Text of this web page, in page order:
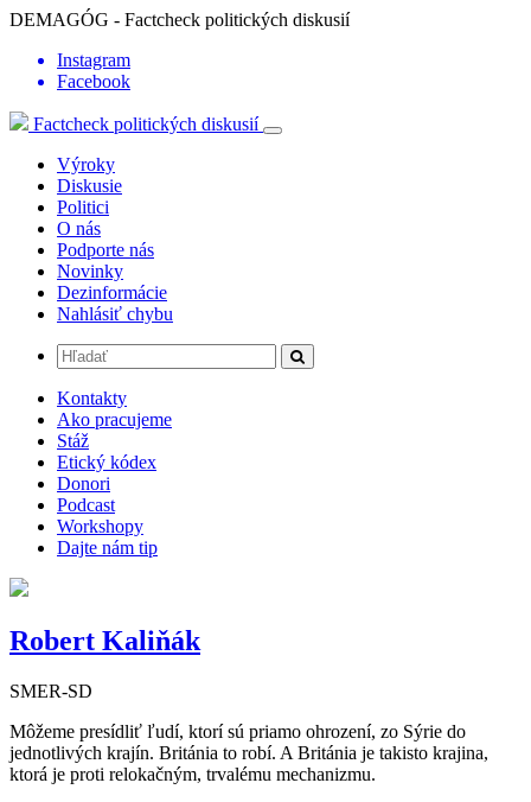
DEMAGÓG - Factcheck politických diskusií
Instagram
Facebook
Factcheck politických diskusií
Výroky
Diskusie
Politici
O nás
Podporte nás
Novinky
Dezinformácie
Nahlásiť chybu
Kontakty
Ako pracujeme
Stáž
Etický kódex
Donori
Podcast
Workshopy
Dajte nám tip
Robert Kaliňák
SMER-SD
Môžeme presídliť ľudí, ktorí sú priamo ohrození, zo Sýrie do
jednotlivých krajín. Británia to robí. A Británia je takisto krajina,
ktorá je proti relokačným, trvalému mechanizmu.